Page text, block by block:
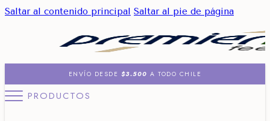
Saltar al contenido principal Saltar al pie de página
ENVÍO DESDE $3.500 A TODO CHILE
PRODUCTOS